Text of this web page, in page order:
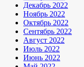
Декабрь 2022
Ноябрь 2022
Октябрь 2022
Сентябрь 2022
Август 2022
Июль 2022
Июнь 2022